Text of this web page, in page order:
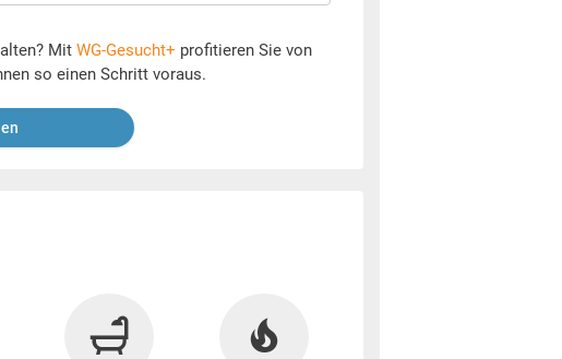
Mit WG-Gesucht+ profitieren Sie von
so einen Schritt voraus.